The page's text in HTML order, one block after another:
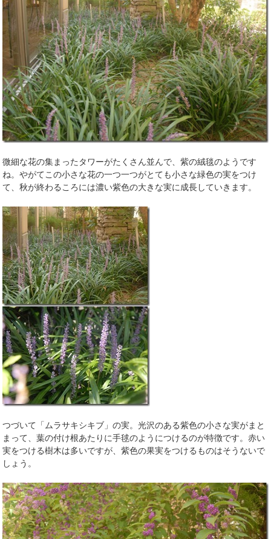
微細な花の集まったタワーがたくさん並んで、紫の絨毯のようです
ね。やがてこの小さな花の一つ一つがとても小さな緑色の実をつけ
て、秋が終わるころには濃い紫色の大きな実に成長していきます。
つづいて「ムラサキシキブ」の実。光沢のある紫色の小さな実がまと
まって、葉の付け根あたりに手毬のようにつけるのが特徴です。赤い
実をつける樹木は多いですが、紫色の果実をつけるものはそうないで
しょう。